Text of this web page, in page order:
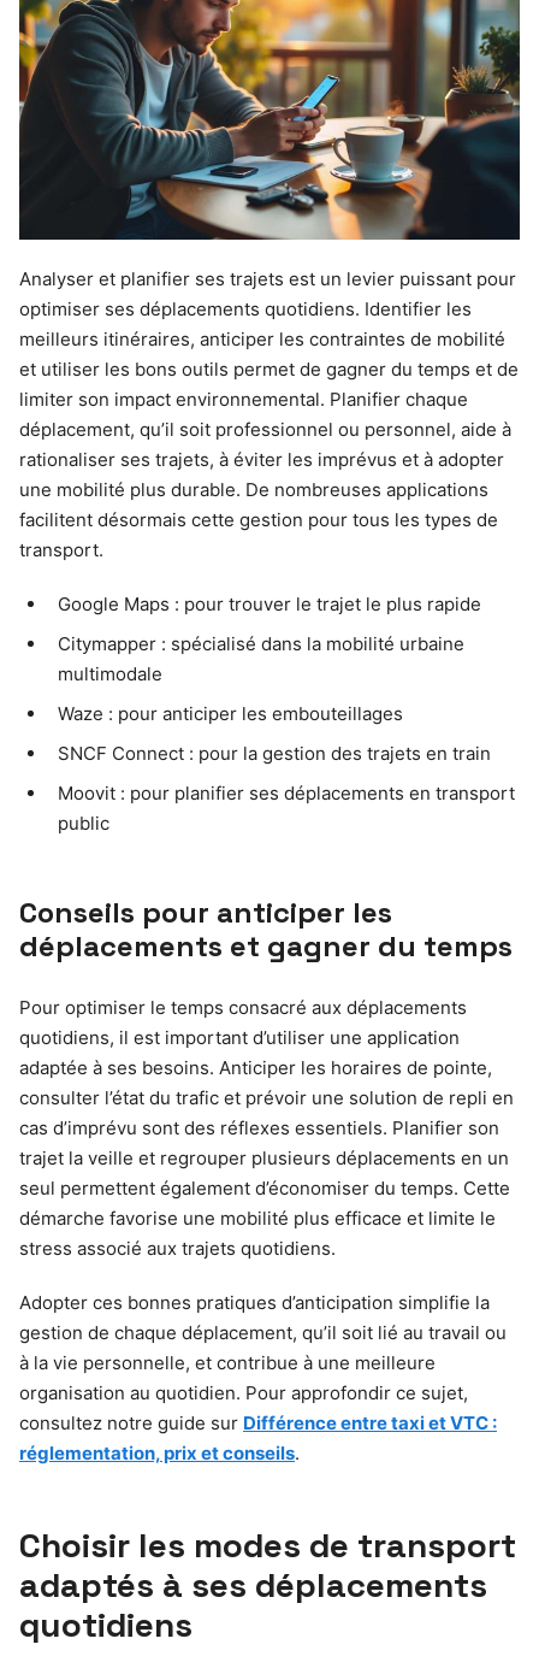
Analyser et planifier ses trajets est un levier puissant pour
optimiser ses déplacements quotidiens. Identifier les
meilleurs itinéraires, anticiper les contraintes de mobilité
et utiliser les bons outils permet de gagner du temps et de
limiter son impact environnemental. Planifier chaque
déplacement, qu’il soit professionnel ou personnel, aide à
rationaliser ses trajets, à éviter les imprévus et à adopter
une mobilité plus durable. De nombreuses applications
facilitent désormais cette gestion pour tous les types de
transport.
Google Maps : pour trouver le trajet le plus rapide
Citymapper : spécialisé dans la mobilité urbaine
multimodale
Waze : pour anticiper les embouteillages
SNCF Connect : pour la gestion des trajets en train
Moovit : pour planifier ses déplacements en transport
public
Conseils pour anticiper les
déplacements et gagner du temps
Pour optimiser le temps consacré aux déplacements
quotidiens, il est important d’utiliser une application
adaptée à ses besoins. Anticiper les horaires de pointe,
consulter l’état du trafic et prévoir une solution de repli en
cas d’imprévu sont des réflexes essentiels. Planifier son
trajet la veille et regrouper plusieurs déplacements en un
seul permettent également d’économiser du temps. Cette
démarche favorise une mobilité plus efficace et limite le
stress associé aux trajets quotidiens.
Adopter ces bonnes pratiques d’anticipation simplifie la
gestion de chaque déplacement, qu’il soit lié au travail ou
à la vie personnelle, et contribue à une meilleure
organisation au quotidien. Pour approfondir ce sujet,
consultez notre guide sur Différence entre taxi et VTC :
réglementation, prix et conseils.
Choisir les modes de transport
adaptés à ses déplacements
quotidiens